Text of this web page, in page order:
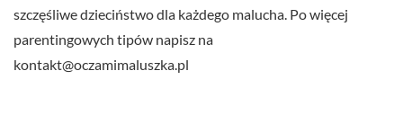
szczęśliwe dzieciństwo dla każdego malucha. Po więcej
parentingowych tipów napisz na
kontakt@oczamimaluszka.pl